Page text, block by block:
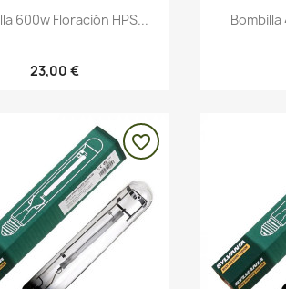
Vista rápida
600w Floración HPS...
23,00 €

Bombilla
favorite_border